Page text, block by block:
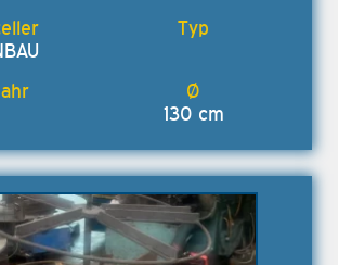
130 cm